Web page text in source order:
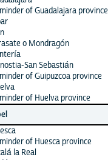
of Guadalajara province
o Mondragón
San Sebastián
of Guipuzcoa province
of Huelva province
of Huesca province
la Real